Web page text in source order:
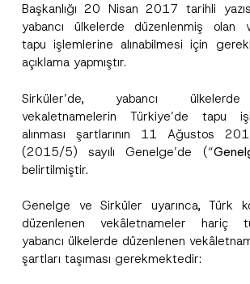
Başkanlığı 20 Nisan 2017 tarihli
yabancı ülkelerde düzenlenmiş olan
tapu işlemlerine alınabilmesi için
açıklama yapmıştır.
Sirküler’de, yabancı ülkelerde
vekaletnamelerin Türkiye’de tapu
alınması şartlarının 11 Ağustos
(2015/5) sayılı Genelge’de (“
belirtilmiştir.
Genelge ve Sirküler uyarınca, Türk
düzenlenen vekâletnameler hariç
yabancı ülkelerde düzenlenen
şartları taşıması gerekmektedir:
Soyad*